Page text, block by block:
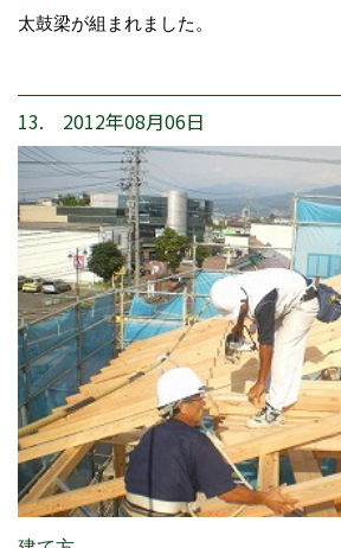
太鼓梁が組まれました。
13. 2012年08月06日